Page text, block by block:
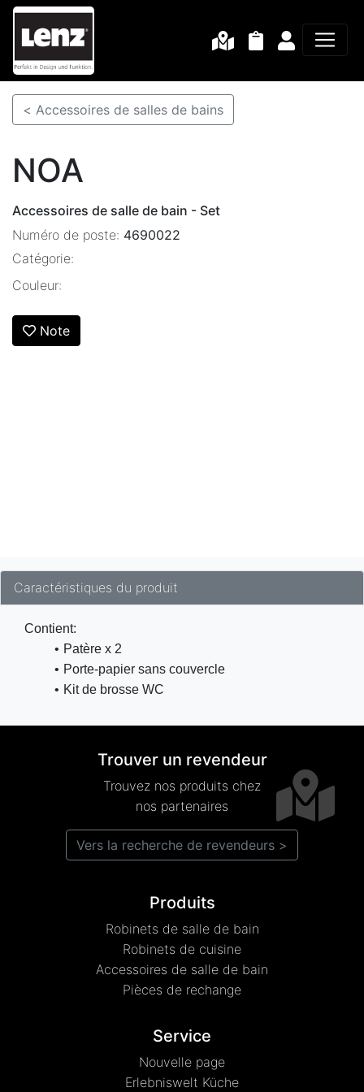
< Accessoires de salles de bains
NOA
Accessoires de salle de bain - Set
Numéro de poste: 4690022
Catégorie:
Couleur:
Note
Caractéristiques du produit
Contient:
Patère x 2
Porte-papier sans couvercle
Kit de brosse WC
Produits
Robinets de salle de bain
Robinets de cuisine
Accessoires de salle de bain
Pièces de rechange
Service
Nouvelle page
Erlebniswelt Küche
Trouver un revendeur
Trouvez nos produits chez
nos partenaires
Vers la recherche de revendeurs >